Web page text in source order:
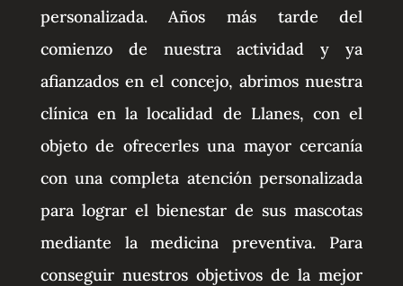
personalizada. Años más tarde del
comienzo de nuestra actividad y ya
afianzados en el concejo, abrimos nuestra
clínica en la localidad de Llanes, con el
objeto de ofrecerles una mayor cercanía
con una completa atención personalizada
para lograr el bienestar de sus mascotas
mediante la medicina preventiva. Para
conseguir nuestros objetivos de la mejor